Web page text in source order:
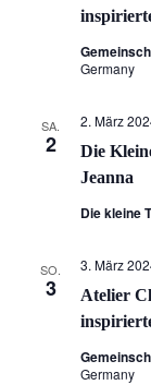
Germany
SA.
2
Die
Jeanna
2. März
Die kleine
SO.
3
Atelier
3. März
Germany